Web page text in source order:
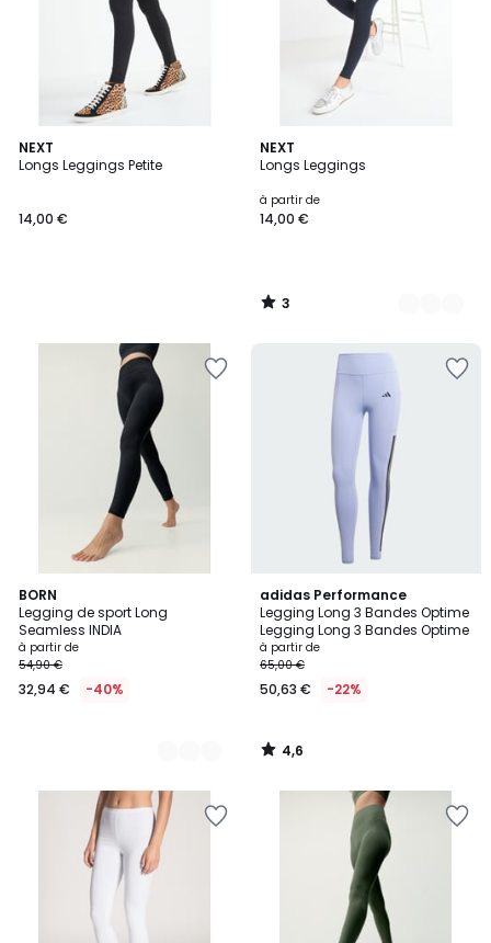
NEXT
Longs Leggings Petite
14,00 €
NEXT
Longs Leggings
à partir de
14,00 €
3
/
2
Couleurs
3
/
BORN
Legging de sport Long
Seamless INDIA
à partir de
54,90 €
32,94 € -40%
4
Couleurs
adidas Performance
Legging Long 3 Bandes Optime
Legging Long 3 Bandes Optime
à partir de
65,00 €
50,63 € -22%
4,6
/ 5
4,6
/